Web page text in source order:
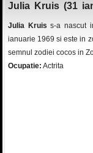
Julia Kruis (31
Julia Kruis s-a nascut
ianuarie 1969 si este in
semnul zodiei cocos in
Ocupatie: Actrita